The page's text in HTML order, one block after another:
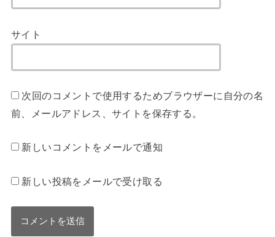
サイト
次回のコメントで使用するためブラウザーに自分の名
前、メールアドレス、サイトを保存する。
新しいコメントをメールで通知
新しい投稿をメールで受け取る